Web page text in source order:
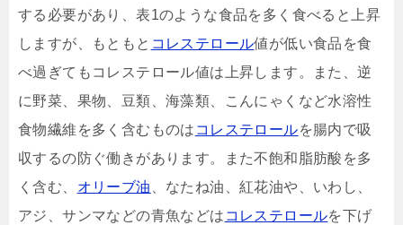
する必要があり、表1のような食品を多く食べると上昇
しますが、もともと コレステロール値が低い食品を食
べ過ぎてもコレステロール値は上昇します。また、逆
に野菜、果物、豆類、海藻類、こんにゃくなど水溶性
食物繊維を多く含むものは コレステロールを腸内で吸
収するの防ぐ働きがあります。また不飽和脂肪酸を多
く含む、 オリーブ油 、なたね油、紅花油や、いわし、
アジ、サンマなどの青魚などは コレステロールを下げ